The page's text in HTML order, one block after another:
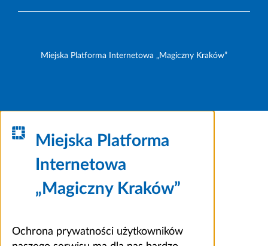
Miejska Platforma Internetowa „Magiczny Kraków”
Miejska Platforma
Internetowa
„Magiczny Kraków”
Ochrona prywatności użytkowników